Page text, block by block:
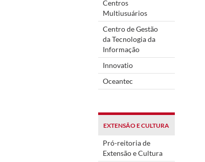
Centros
Multiusuários
Centro de Gestão
da Tecnologia da
Informação
Innovatio
Oceantec
EXTENSÃO E CULTURA
Pró-reitoria de
Extensão e Cultura